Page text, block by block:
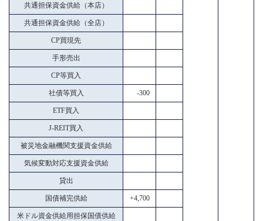
共通担保資金供給（本店）
共通担保資金供給（全店）
CP買現先
手形売出
CP等買入
社債等買入 -300
ETF買入
J-REIT買入
被災地金融機関支援資金供給
気候変動対応支援資金供給
貸出
国債補完供給 +4,700
米ドル資金供給用担保国債供給